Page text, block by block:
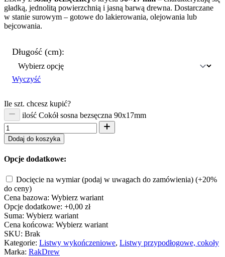
gładką, jednolitą powierzchnią i jasną barwą drewna. Dostarczane
w stanie surowym – gotowe do lakierowania, olejowania lub
bejcowania.
Długość (cm):
Wyczyść
Ile szt. chcesz kupić?
ilość Cokół sosna bezsęczna 90x17mm
Dodaj do koszyka
Opcje dodatkowe:
Docięcie na wymiar (podaj w uwagach do zamówienia) (+20%
do ceny)
Cena bazowa: Wybierz wariant
Opcje dodatkowe: +0,00 zł
Suma: Wybierz wariant
Cena końcowa: Wybierz wariant
SKU: Brak
Kategorie: Listwy wykończeniowe, Listwy przypodłogowe, cokoły
Marka: RakDrew